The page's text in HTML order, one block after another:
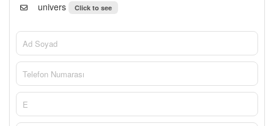
univers
Click to see